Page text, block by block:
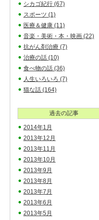
シカゴ紀行 (67)
スポーツ (1)
医療＆健康 (11)
音楽・美術・本・映画 (22)
抗がん剤治療 (7)
治療の話 (10)
食べ物の話 (36)
人生いろいろ (7)
猫な話 (164)
過去の記事
2014年1月
2013年12月
2013年11月
2013年10月
2013年9月
2013年8月
2013年7月
2013年6月
2013年5月